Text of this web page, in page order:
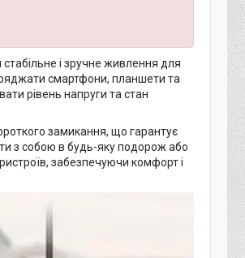
і зручне живлення для
смартфони, планшети та
рівень напруги та стан
замикання, що гарантує
з собою в будь-яку подорож або
забезпечуючи комфорт і